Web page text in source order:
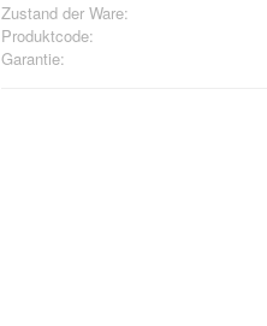
Zustand der Ware:
Produktcode:
Garantie: